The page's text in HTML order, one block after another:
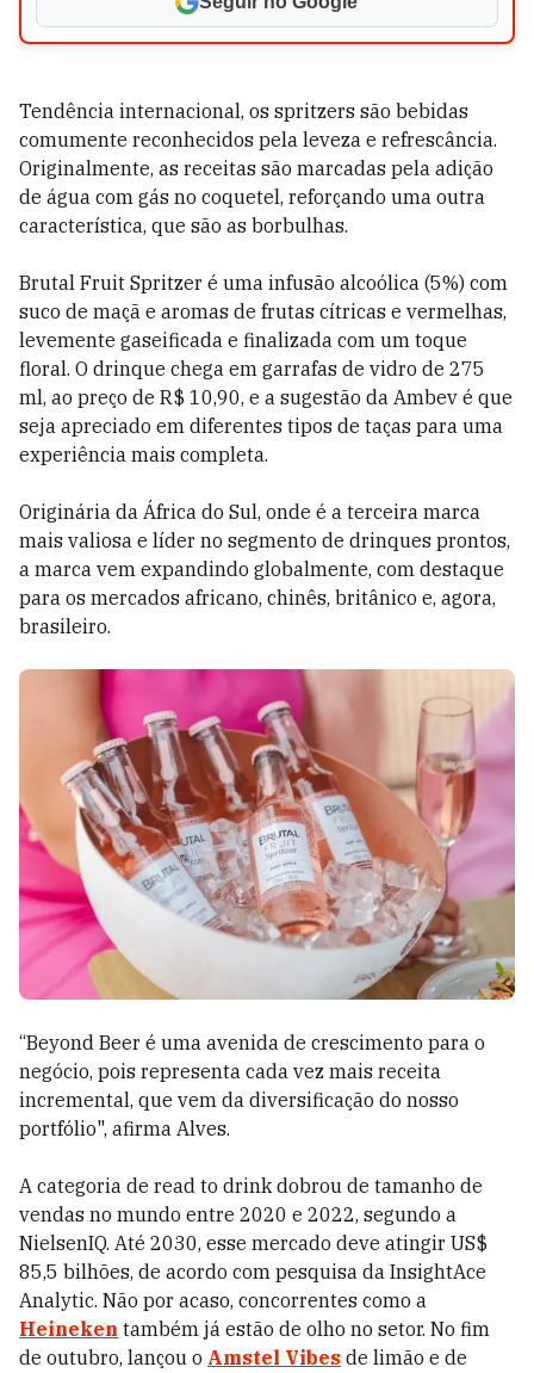
Tendência internacional, os spritzers são bebidas
comumente reconhecidos pela leveza e refrescância.
Originalmente, as receitas são marcadas pela adição
de água com gás no coquetel, reforçando uma outra
característica, que são as borbulhas.
Brutal Fruit Spritzer é uma infusão alcoólica (5%) com
suco de maçã e aromas de frutas cítricas e vermelhas,
levemente gaseificada e finalizada com um toque
floral. O drinque chega em garrafas de vidro de 275
ml, ao preço de R$ 10,90, e a sugestão da Ambev é que
seja apreciado em diferentes tipos de taças para uma
experiência mais completa.
Originária da África do Sul, onde é a terceira marca
mais valiosa e líder no segmento de drinques prontos,
a marca vem expandindo globalmente, com destaque
para os mercados africano, chinês, britânico e, agora,
brasileiro.
“Beyond Beer é uma avenida de crescimento para o
negócio, pois representa cada vez mais receita
incremental, que vem da diversificação do nosso
portfólio", afirma Alves.
A categoria de read to drink dobrou de tamanho de
vendas no mundo entre 2020 e 2022, segundo a
NielsenIQ. Até 2030, esse mercado deve atingir US$
85,5 bilhões, de acordo com pesquisa da InsightAce
Analytic. Não por acaso, concorrentes como a
Heineken também já estão de olho no setor. No fim
de outubro, lançou o Amstel Vibes de limão e de